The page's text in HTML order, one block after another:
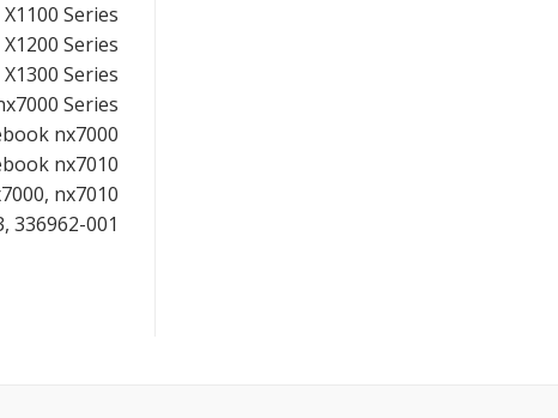
Series
Series
Series
Series
nx7000
nx7010
nx7010
336962-001